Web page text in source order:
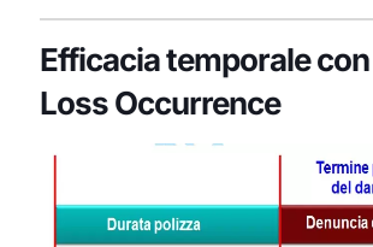
Efficacia temporale
Loss Occurrence